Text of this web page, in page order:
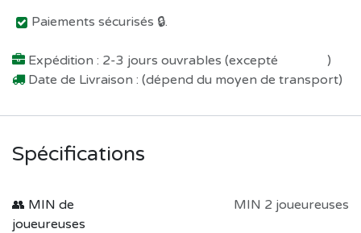
Paiements sécurisés 🔒.
Expédition : 2-3 jours ouvrables (excepté
)
Date de Livraison : (dépend du moyen de transport)
Spécifications
👥 MIN de
joueureuses
MIN 2 joueureuses